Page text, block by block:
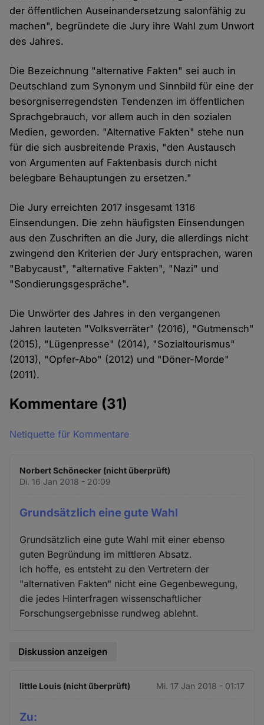
der öffentlichen Auseinandersetzung salonfähig zu
machen", begründete die Jury ihre Wahl zum Unwort
des Jahres.
Die Bezeichnung "alternative Fakten" sei auch in
Deutschland zum Synonym und Sinnbild für eine der
besorgniserregendsten Tendenzen im öffentlichen
Sprachgebrauch, vor allem auch in den sozialen
Medien, geworden. "Alternative Fakten" stehe nun
für die sich ausbreitende Praxis, "den Austausch
von Argumenten auf Faktenbasis durch nicht
belegbare Behauptungen zu ersetzen."
Die Jury erreichten 2017 insgesamt 1316
Einsendungen. Die zehn häufigsten Einsendungen
aus den Zuschriften an die Jury, die allerdings nicht
zwingend den Kriterien der Jury entsprachen, waren
"Babycaust", "alternative Fakten", "Nazi" und
"Sondierungsgespräche".
Die Unwörter des Jahres in den vergangenen
Jahren lauteten "Volksverräter" (2016), "Gutmensch"
(2015), "Lügenpresse" (2014), "Sozialtourismus"
(2013), "Opfer-Abo" (2012) und "Döner-Morde"
(2011).
Kommentare (31)
Netiquette für Kommentare
Norbert Schönecker (nicht überprüft)
Di. 16 Jan 2018 - 20:09
Grundsätzlich eine gute Wahl
Grundsätzlich eine gute Wahl mit einer ebenso
guten Begründung im mittleren Absatz.
Ich hoffe, es entsteht zu den Vertretern der
"alternativen Fakten" nicht eine Gegenbewegung,
die jedes Hinterfragen wissenschaftlicher
Forschungsergebnisse rundweg ablehnt.
Diskussion anzeigen
little Louis (nicht überprüft) Mi. 17 Jan 2018 - 01:17
Zu: